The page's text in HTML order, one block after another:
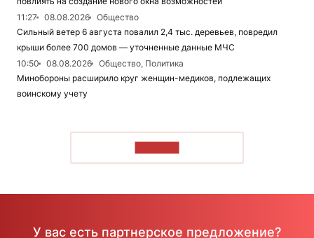
11:27
08.08.2026
Общество
Сильный ветер 6 августа повалил 2,4 тыс. деревьев, повредил
крыши более 700 домов — уточненные данные МЧС
10:50
08.08.2026
Общество, Политика
Минобороны расширило круг женщин-медиков, подлежащих
воинскому учету
У вас есть партнерское предложение?